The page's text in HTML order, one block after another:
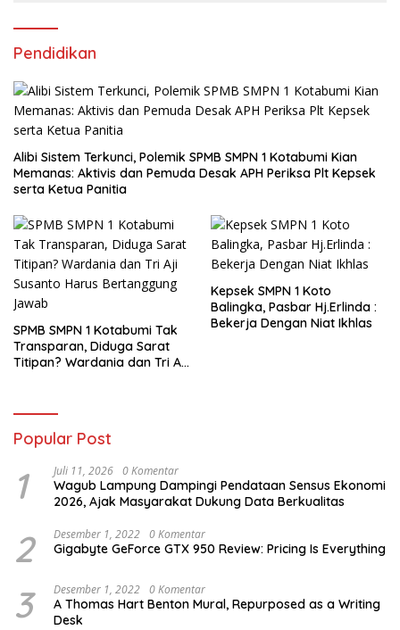
Pendidikan
Alibi Sistem Terkunci, Polemik SPMB SMPN 1 Kotabumi Kian
Memanas: Aktivis dan Pemuda Desak APH Periksa Plt Kepsek
serta Ketua Panitia
SPMB SMPN 1 Kotabumi Tak
Transparan, Diduga Sarat
Titipan? Wardania dan Tri Aji
Kepsek SMPN 1 Koto
Balingka, Pasbar Hj.Erlinda :
Bekerja Dengan Niat Ikhlas
Popular Post
1 Juli 11, 2026 0 Komentar
Wagub Lampung Dampingi Pendataan Sensus Ekonomi
2026, Ajak Masyarakat Dukung Data Berkualitas
2 Desember 1, 2022 0 Komentar
Gigabyte GeForce GTX 950 Review: Pricing Is Everything
3 Desember 1, 2022 0 Komentar
A Thomas Hart Benton Mural, Repurposed as a Writing
Desk